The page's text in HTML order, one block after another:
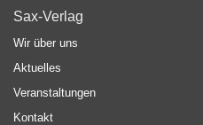
Sax-Verlag
Wir über uns
Aktuelles
Veranstaltungen
Kontakt